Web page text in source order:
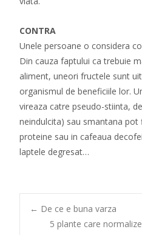
CONTRA
Unele persoane o considera
Din cauza faptului ca trebuie
aliment, uneori fructele sunt
organismul de beneficiile lor.
vireaza catre pseudo-stiinta,
neindulcita) sau smantana
proteine sau in cafeaua
laptele degresat…
Post
← De ce e buna varza
5 plante care